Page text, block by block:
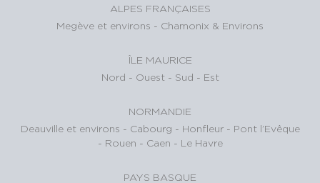
ALPES FRANÇAISES
Megève et environs - Chamonix & Environs
ÎLE MAURICE
Nord - Ouest - Sud - Est
NORMANDIE
Deauville et environs - Cabourg - Honfleur - Pont l’Evêque
- Rouen - Caen - Le Havre
PAYS BASQUE